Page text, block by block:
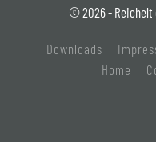
© 2026 - Reichelt
Downloads
Home